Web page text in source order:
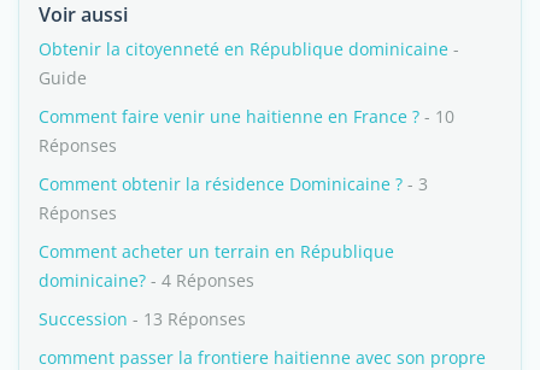
Voir aussi
Obtenir la citoyenneté en République dominicaine -
Guide
Comment faire venir une haitienne en France ? - 10
Réponses
Comment obtenir la résidence Dominicaine ? - 3
Réponses
Comment acheter un terrain en République
dominicaine? - 4 Réponses
Succession - 13 Réponses
comment passer la frontiere haitienne avec son propre